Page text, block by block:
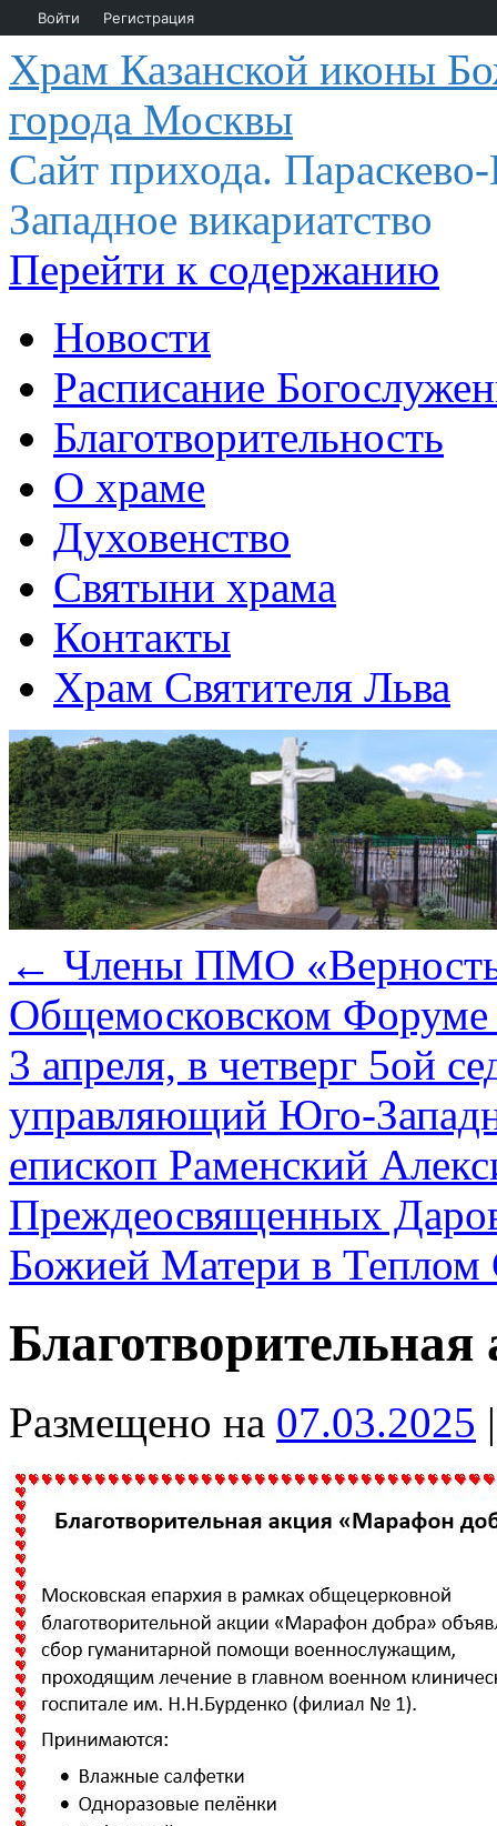
Храм Казанской иконы
города Москвы
Сайт прихода.
Западное викариатство
Перейти к содержанию
Новости
Расписание
Благотворительность
О храме
Духовенство
Святыни храма
Контакты
Храм Святителя Льва
← Члены ПМО
Общемосковском
3 апреля, в четверг 5ой
управляющий Юго-
епископ Раменский
Преждеосвященных
Божией Матери в Теплом
Размещено на 07.03.2025 |
Войти Регистрация